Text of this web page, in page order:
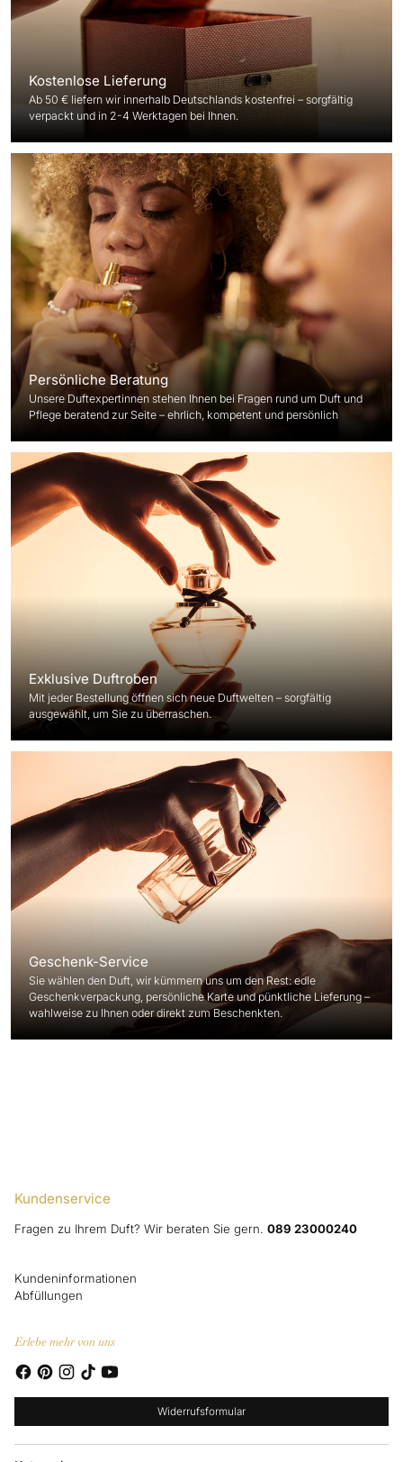
Kostenlose Lieferung
Ab 50 € liefern wir innerhalb Deutschlands kostenfrei – sorgfältig
verpackt und in 2-4 Werktagen bei Ihnen.
Persönliche Beratung
Unsere Duftexpertinnen stehen Ihnen bei Fragen rund um Duft und
Pflege beratend zur Seite – ehrlich, kompetent und persönlich
Exklusive Duftroben
Mit jeder Bestellung öffnen sich neue Duftwelten – sorgfältig
ausgewählt, um Sie zu überraschen.
Geschenk-Service
Sie wählen den Duft, wir kümmern uns um den Rest: edle
Geschenkverpackung, persönliche Karte und pünktliche Lieferung –
wahlweise zu Ihnen oder direkt zum Beschenkten.
Kundenservice
Fragen zu Ihrem Duft? Wir beraten Sie gern. 089 23000240
Kundeninformationen
Abfüllungen
Erlebe mehr von uns
Widerrufsformular